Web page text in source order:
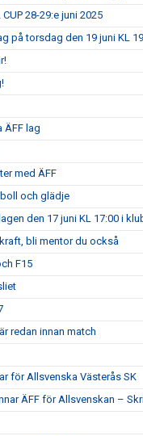
CUP 28-29:e juni 2025
på torsdag den 19 juni KL
ÄFF lag
med ÄFF
och glädje
den 17 juni KL 17:00 i
bli mentor du också
F15
redan innan match
för Allsvenska Västerås SK
ÄFF för Allsvenskan –